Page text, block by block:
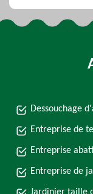
Dessouchage
Entreprise de
Entreprise
Entreprise de